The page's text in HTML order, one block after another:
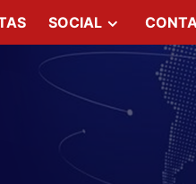
SOCIAL